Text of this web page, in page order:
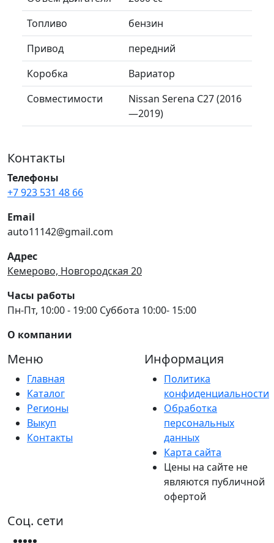
Топливо
бензин
Привод
передний
Коробка
Вариатор
Совместимости
Nissan Serena C27 (2016
—2019)
Контакты
Телефоны
+7 923 531 48 66
Email
auto11142@gmail.com
Адрес
Кемерово, Новгородская 20
Часы работы
Пн-Пт, 10:00 - 19:00 Суббота 10:00- 15:00
О компании
Меню
Главная
Каталог
Регионы
Выкуп
Контакты
Информация
Политика
конфиденциальности
Обработка
персональных
данных
Карта сайта
Цены на сайте не
являются публичной
офертой
Соц. сети